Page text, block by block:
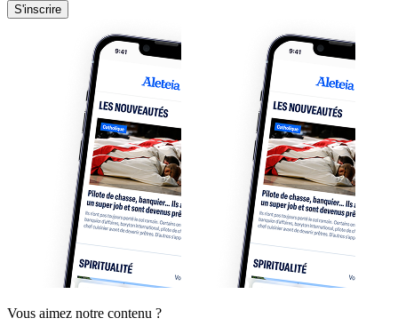
S'inscrire
Vous aimez notre contenu ?